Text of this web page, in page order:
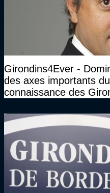
Girondins4Ever -
des axes importants
connaissance des